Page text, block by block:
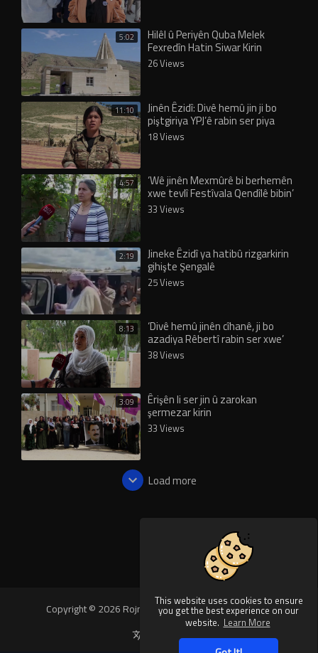
This website uses cookies to ensure
you get the best experience on our
website. Learn More
5:02 Hilêl û Periyên Quba Melek
Fexredîn Hatin Siwar Kirin
26 Views
11:10 Jinên Êzidî: Divê hemû jin ji bo
piştgiriya YPJ’ê rabin ser piya
18 Views
4:57 ‘Wê jinên Mexmûrê bi berhemên
xwe tevlî Festîvala Qendîlê bibin’
33 Views
2:19 Jineke Êzidî ya hatibû rizgarkirin
gihişte Şengalê
25 Views
8:13 ‘Divê hemû jinên cîhanê, ji bo
azadiya Rêbertî rabin ser xwe’
38 Views
3:09 Êrişên li ser jin û zarokan
şermezar kirin
33 Views
Load more
Copyright © 2026 Rojnews Video. All rights reserved.
Language